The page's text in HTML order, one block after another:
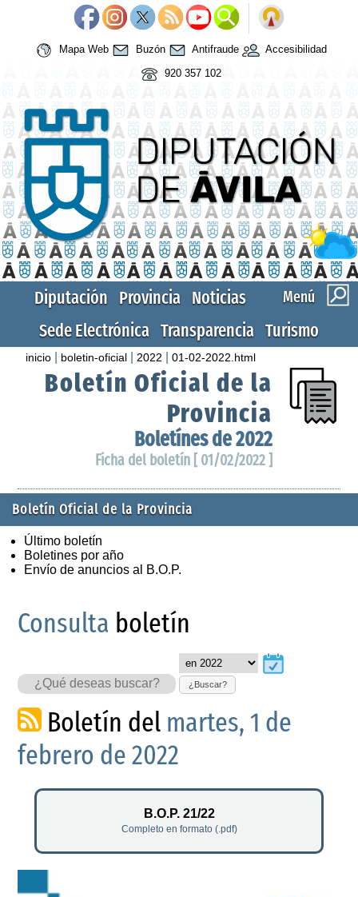
Mapa Web Buzón Antifraude
Accesibilidad
920 357 102
Menú
Diputación Provincia Noticias
Sede Electrónica Transparencia Turismo
inicio boletin-oficial 2022 |01-02-2022.html
Boletín Oficial de la
Provincia
Boletínes de 2022
Ficha del boletín [ 01/02/2022 ]
Boletín Oficial de la Provincia
Último boletín
Boletines por año
Envío de anuncios al B.O.P.
Consulta boletín
¿Buscar?
Boletín del martes, 1 de
febrero de 2022
B.O.P. 21/22
Completo en formato (.pdf)